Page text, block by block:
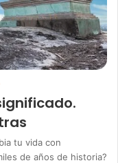
tu vida con
de años de historia?